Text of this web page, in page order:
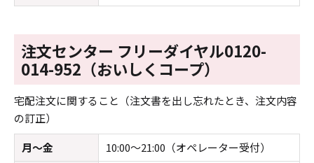
注文センター フリーダイヤル0120-
014-952（おいしくコープ）
宅配注文に関すること（注文書を出し忘れたとき、注文内容
の訂正）
月～金
10:00～21:00（オペレーター受付）